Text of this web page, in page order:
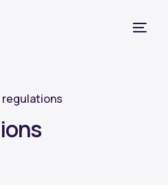
regulations